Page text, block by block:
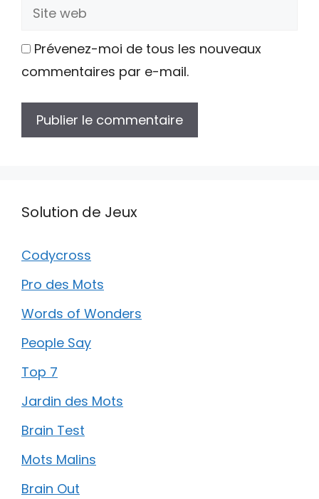
Site
Prévenez-moi de tous les nouveaux
commentaires par e-mail.
Solution de Jeux
Codycross
Pro des Mots
Words of Wonders
People Say
Top 7
Jardin des Mots
Brain Test
Mots Malins
Brain Out